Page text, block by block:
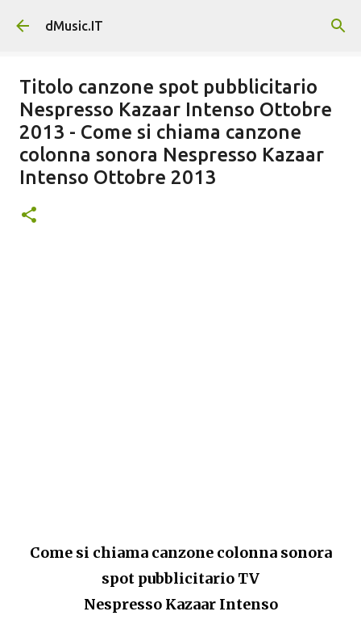
Passa ai contenuti principali
dMusic.IT
Titolo canzone spot pubblicitario
Nespresso Kazaar Intenso Ottobre
2013 - Come si chiama canzone
colonna sonora Nespresso Kazaar
Intenso Ottobre 2013
Come si chiama canzone colonna sonora
spot pubblicitario TV
Nespresso KazaarIntenso